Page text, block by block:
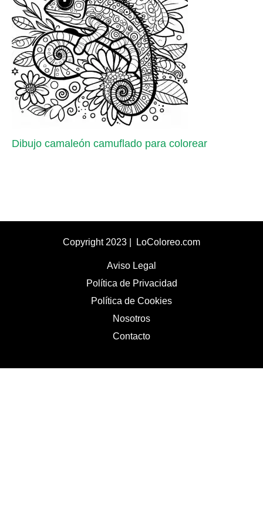
Dibujo camaleón camuflado para colorear
Copyright 2023 | LoColoreo.com
Aviso Legal
Política de Privacidad
Política de Cookies
Nosotros
Contacto